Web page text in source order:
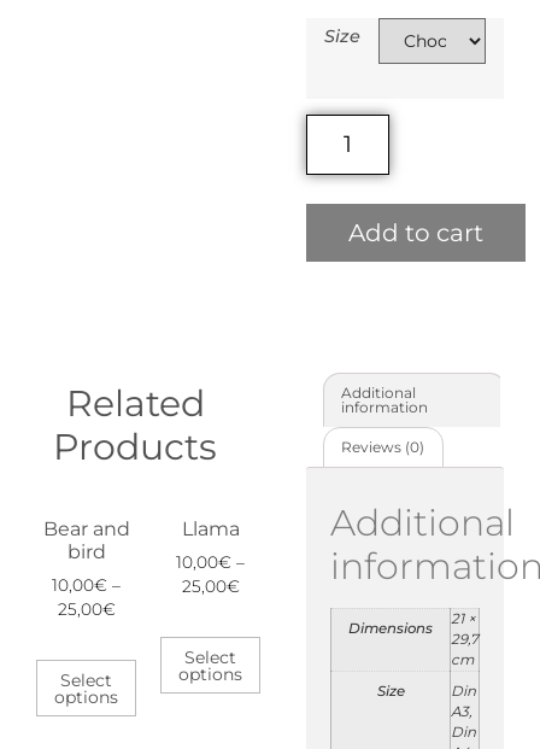
Size
Add to cart
Related
Products
Bear and
bird
10,00€ –
25,00€
Select
options
Llama
10,00€ –
25,00€
Select
options
Additional
information
Reviews (0)
Additional
Dimensions
21 ×
29,7
cm
Size
Din
A3,
Din